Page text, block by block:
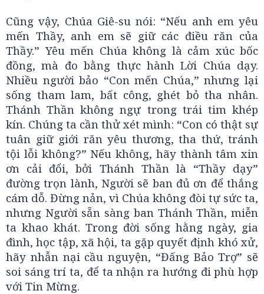
Cũng vậy, Chúa Giê-su nói: “Nếu anh em yêu
mến Thầy, anh em sẽ giữ các điều răn của
Thầy.” Yêu mến Chúa không là cảm xúc bốc
đồng, mà đo bằng thực hành Lời Chúa dạy.
Nhiều người bảo “Con mến Chúa,” nhưng lại
sống tham lam, bất công, ghét bỏ tha nhân.
Thánh Thần không ngự trong trái tim khép
kín. Chúng ta cần thử xét mình: “Con có thật sự
tuân giữ giới răn yêu thương, tha thứ, tránh
tội lỗi không?” Nếu không, hãy thành tâm xin
ơn cải đổi, bởi Thánh Thần là “Thầy dạy”
đường trọn lành, Người sẽ ban đủ ơn để thắng
cám dỗ. Đừng nản, vì Chúa không đòi tự sức ta,
nhưng Người sẵn sàng ban Thánh Thần, miễn
ta khao khát. Trong đời sống hằng ngày, gia
đình, học tập, xã hội, ta gặp quyết định khó xử,
hãy nhẫn nại cầu nguyện, “Đấng Bảo Trợ” sẽ
soi sáng trí ta, để ta nhận ra hướng đi phù hợp
với Tin Mừng.